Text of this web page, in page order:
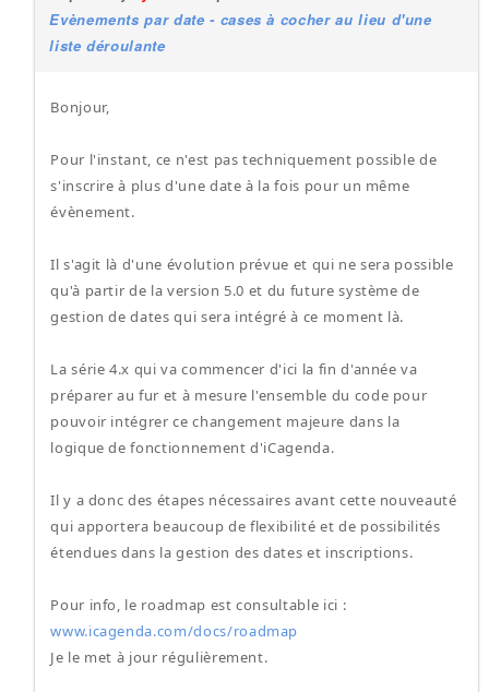
Evènements par date - cases à cocher au lieu d'une
liste déroulante
Bonjour,
Pour l'instant, ce n'est pas techniquement possible de
s'inscrire à plus d'une date à la fois pour un même
évènement.
Il s'agit là d'une évolution prévue et qui ne sera possible
qu'à partir de la version 5.0 et du future système de
gestion de dates qui sera intégré à ce moment là.
La série 4.x qui va commencer d'ici la fin d'année va
préparer au fur et à mesure l'ensemble du code pour
pouvoir intégrer ce changement majeure dans la
logique de fonctionnement d'iCagenda.
Il y a donc des étapes nécessaires avant cette nouveauté
qui apportera beaucoup de flexibilité et de possibilités
étendues dans la gestion des dates et inscriptions.
Pour info, le roadmap est consultable ici :
www.icagenda.com/docs/roadmap
Je le met à jour régulièrement.